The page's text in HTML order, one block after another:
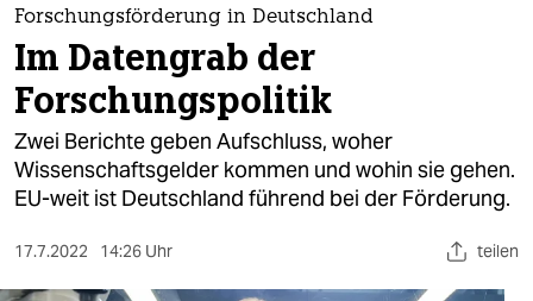
themen
politik
öko
gesellschaft
sport
Forschungsförderung in Deutschland
Im Datengrab der
Forschungspolitik
Zwei Berichte geben Aufschluss, woher
Wissenschaftsgelder kommen und wohin sie gehen.
EU-weit ist Deutschland führend bei der Förderung.
17.7.2022 14:26 Uhr teilen